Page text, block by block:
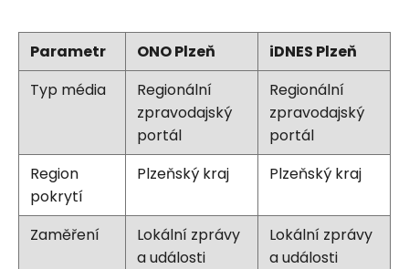
Parametr ONO Plzeň
iDNES Plzeň
Typ média
Regionální
zpravodajský
portál
Regionální
zpravodajský
portál
Region
pokrytí
Plzeňský kraj Plzeňský kraj
Zaměření
Lokální zprávy
a události
Lokální zprávy
a události